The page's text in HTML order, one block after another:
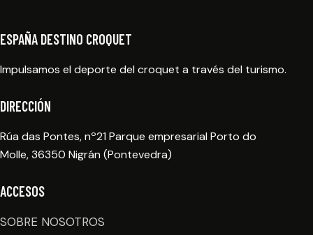
ESPAÑA DESTINO CROQUET
Impulsamos el deporte del croquet a través del turismo.
DIRECCIÓN
Rúa das Pontes, nº21 Parque empresarial Porto do
Molle, 36350 Nigrán (Pontevedra)
ACCESOS
SOBRE NOSOTROS